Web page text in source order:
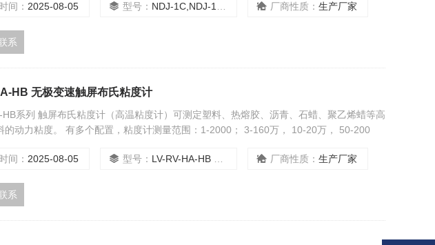
间： 2025-08-05 型号： NDJ-1C,NDJ-1F等 厂商性质： 生产厂家
系
HB 无极变速触屏布氏粘度计
HB系列 触屏布氏粘度计（高温粘度计）可测定塑料、热熔胶、沥青、石蜡、聚乙烯蜡等高
的动力粘度。 有多个配置，粘度计测量范围：1-2000； 3-160万， 10-20万， 50-200
间： 2025-08-05 型号： LV-RV-HA-HB 无极变速 厂商性质： 生产厂家
系